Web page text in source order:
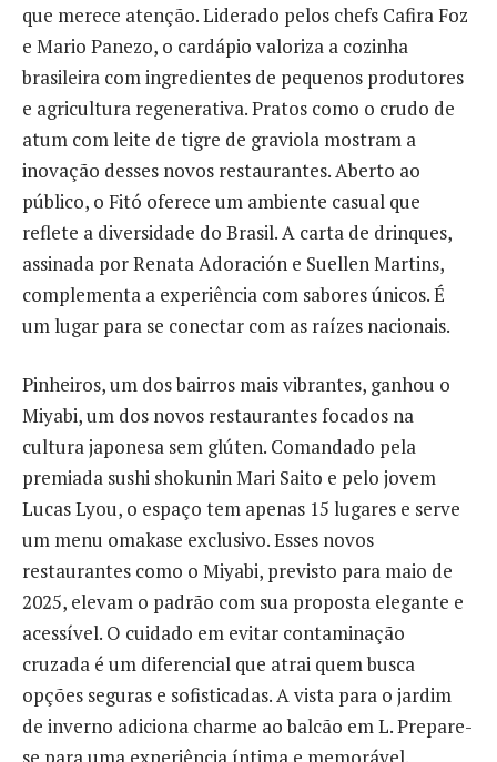
que merece atenção. Liderado pelos chefs Cafira Foz
e Mario Panezo, o cardápio valoriza a cozinha
brasileira com ingredientes de pequenos produtores
e agricultura regenerativa. Pratos como o crudo de
atum com leite de tigre de graviola mostram a
inovação desses novos restaurantes. Aberto ao
público, o Fitó oferece um ambiente casual que
reflete a diversidade do Brasil. A carta de drinques,
assinada por Renata Adoración e Suellen Martins,
complementa a experiência com sabores únicos. É
um lugar para se conectar com as raízes nacionais.
Pinheiros, um dos bairros mais vibrantes, ganhou o
Miyabi, um dos novos restaurantes focados na
cultura japonesa sem glúten. Comandado pela
premiada sushi shokunin Mari Saito e pelo jovem
Lucas Lyou, o espaço tem apenas 15 lugares e serve
um menu omakase exclusivo. Esses novos
restaurantes como o Miyabi, previsto para maio de
2025, elevam o padrão com sua proposta elegante e
acessível. O cuidado em evitar contaminação
cruzada é um diferencial que atrai quem busca
opções seguras e sofisticadas. A vista para o jardim
de inverno adiciona charme ao balcão em L. Prepare-